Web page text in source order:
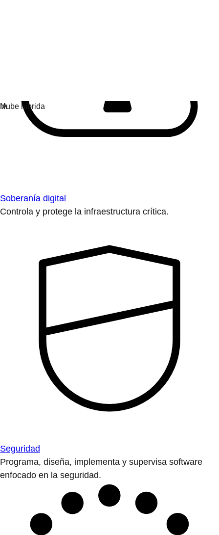
Soberanía digital
Controla y protege la infraestructura crítica.
Seguridad
Programa, diseña, implementa y supervisa software
enfocado en la seguridad.